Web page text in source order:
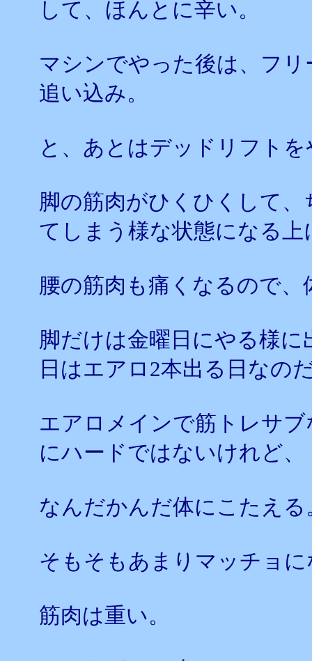
して、ほんとに辛い。
マシンでやった後は、フ
追い込み。
と、あとはデッドリフトを
脚の筋肉がひくひくして
てしまう様な状態になる上
腰の筋肉も痛くなるので
脚だけは金曜日にやる様
日はエアロ2本出る日なの
エアロメインで筋トレサ
にハードではないけれど、
なんだかんだ体にこたえる
そもそもあまりマッチョ
筋肉は重い。